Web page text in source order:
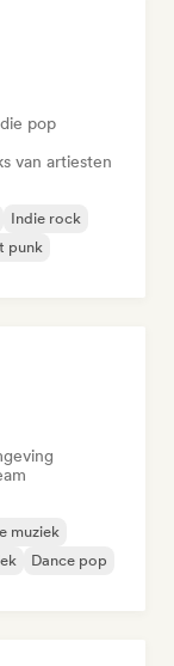
pop
van artiesten
Indie rock
punk
muziek
Dance pop